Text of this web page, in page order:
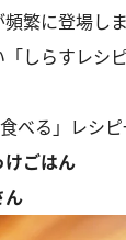
繁に登場し
しらすレシ
べる」レシ
ごはん
ん